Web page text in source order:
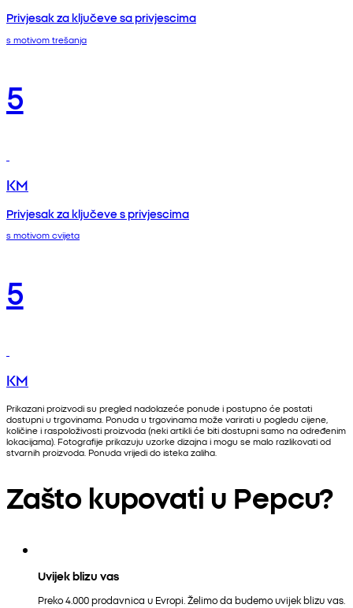
Privjesak za ključeve sa privjescima
s motivom trešanja
5
KM
Privjesak za ključeve s privjescima
s motivom cvijeta
5
KM
Prikazani proizvodi su pregled nadolazeće ponude i postupno će postati
dostupni u trgovinama. Ponuda u trgovinama može varirati u pogledu cijene,
količine i raspoloživosti proizvoda (neki artikli će biti dostupni samo na određenim
lokacijama). Fotografije prikazuju uzorke dizajna i mogu se malo razlikovati od
stvarnih proizvoda. Ponuda vrijedi do isteka zaliha.
Zašto kupovati u Pepcu?
Uvijek blizu vas
Preko 4.000 prodavnica u Evropi. Želimo da budemo uvijek blizu vas.